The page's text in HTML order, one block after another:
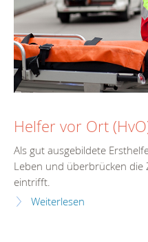
Helfer vor Ort
Als gut ausgebildete
Leben und überbrücken die
eintrifft.
Weiterlesen